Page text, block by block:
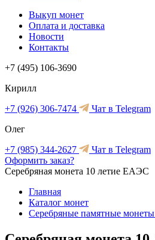
Выкуп монет
Оплата и доставка
Новости
Контакты
+7 (495) 106-3690
Кирилл
+7 (926) 306-7474
Чат в Telegram
Олег
+7 (985) 344-2627
Чат в Telegram
Оформить заказ?
Серебряная монета 10 летие ЕАЭС
Главная
Каталог монет
Серебряные памятные